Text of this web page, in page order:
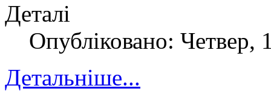
Деталі
Опубліковано: Четвер,
Детальніше...